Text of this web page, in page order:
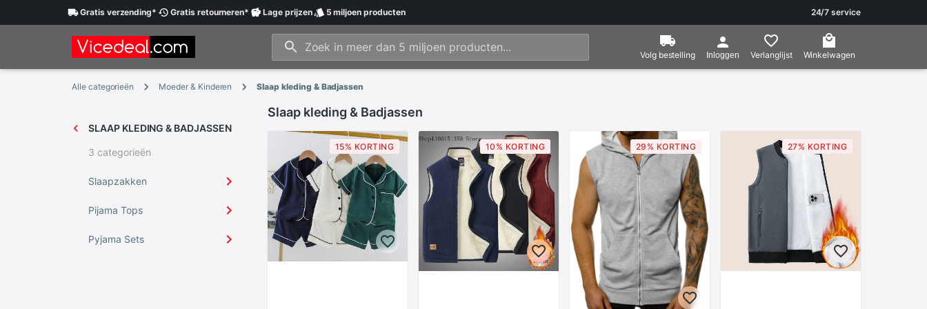
Gratisverzending* Gratisretourneren* Lageprijzen 5 miljoen producten 24/7 service
Volg bestelling Inloggen Verlanglijst Winkelwagen
Alle categorieën Moeder & Kinderen Slaap kleding & Badjassen
SLAAP KLEDING & BADJASSEN
3 categorieën
Slaapzakken
Pijama Tops
Pyjama Sets
Slaap kleding & Badjassen
15% KORTING 10% KORTING 29% KORTING 27% KORTING